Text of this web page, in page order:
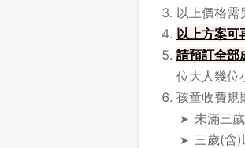
以上價格需
以上方案可
請預訂全部
位大人幾位
孩童收費規
未滿三
三歲(含